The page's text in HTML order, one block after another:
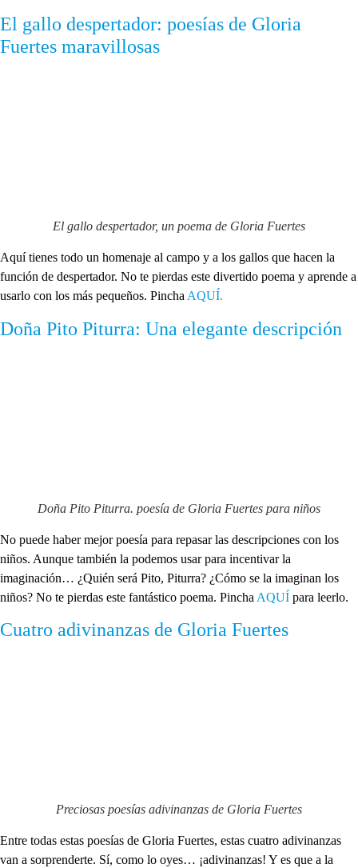
El gallo despertador: poesías de Gloria
Fuertes maravillosas
El gallo despertador, un poema de Gloria Fuertes
Aquí tienes todo un homenaje al campo y a los gallos que hacen la
función de despertador. No te pierdas este divertido poema y aprende a
usarlo con los más pequeños. PinchaAQUÍ.
Doña Pito Piturra: Una elegante descripción
Doña Pito Piturra. poesía de Gloria Fuertes para niños
No puede haber mejor poesía para repasar las descripciones con los
niños. Aunque también la podemos usar para incentivar la
imaginación… ¿Quién será Pito, Piturra? ¿Cómo se la imaginan los
niños? No te pierdas este fantástico poema. Pincha AQUÍ para leerlo.
Cuatro adivinanzas de Gloria Fuertes
Preciosas poesías adivinanzas de Gloria Fuertes
Entre todas estas poesías de Gloria Fuertes, estas cuatro adivinanzas
van a sorprenderte. Sí, como lo oyes… ¡adivinanzas! Y es que a la